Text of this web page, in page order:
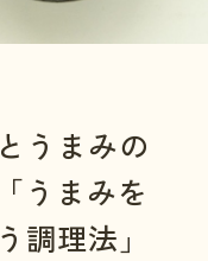
うまみの
うまみを
調理法」